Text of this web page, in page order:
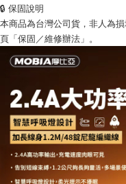
🔒 保固說明
本商品為台灣公司貨，非人為
頁「保固／維修辦法」。